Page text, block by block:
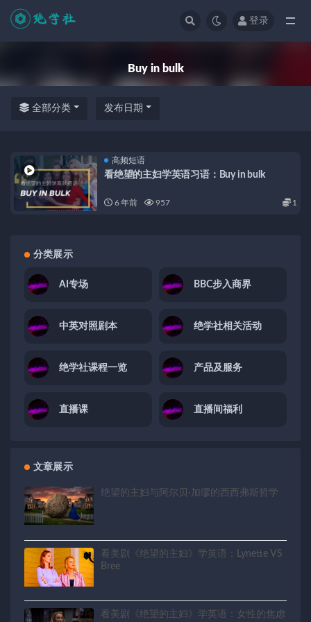
登录
Buy in bulk
全部分类 发布日期
高频短语
看绝望的主妇学英语习语：Buy in bulk
6 年前 957 1
分类展示
AI专场 BBC步入商界
中英对照剧本 绝学社相关活动
绝学社课程一览 产品及服务
直播课 直播间福利
文章展示
绝望的主妇与阿尔贝·加缪的西西弗斯哲学
看美剧《绝望的主妇》学英语：Lynette VS
Bree
看美剧《绝望的主妇》学英语：女性的焦虑